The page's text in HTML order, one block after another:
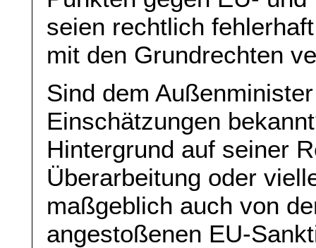
seien rechtlich
mit den Grundrechten
Sind dem
Einschätzungen
Hintergrund auf seiner
Überarbeitung oder
maßgeblich auch von
angestoßenen EU-